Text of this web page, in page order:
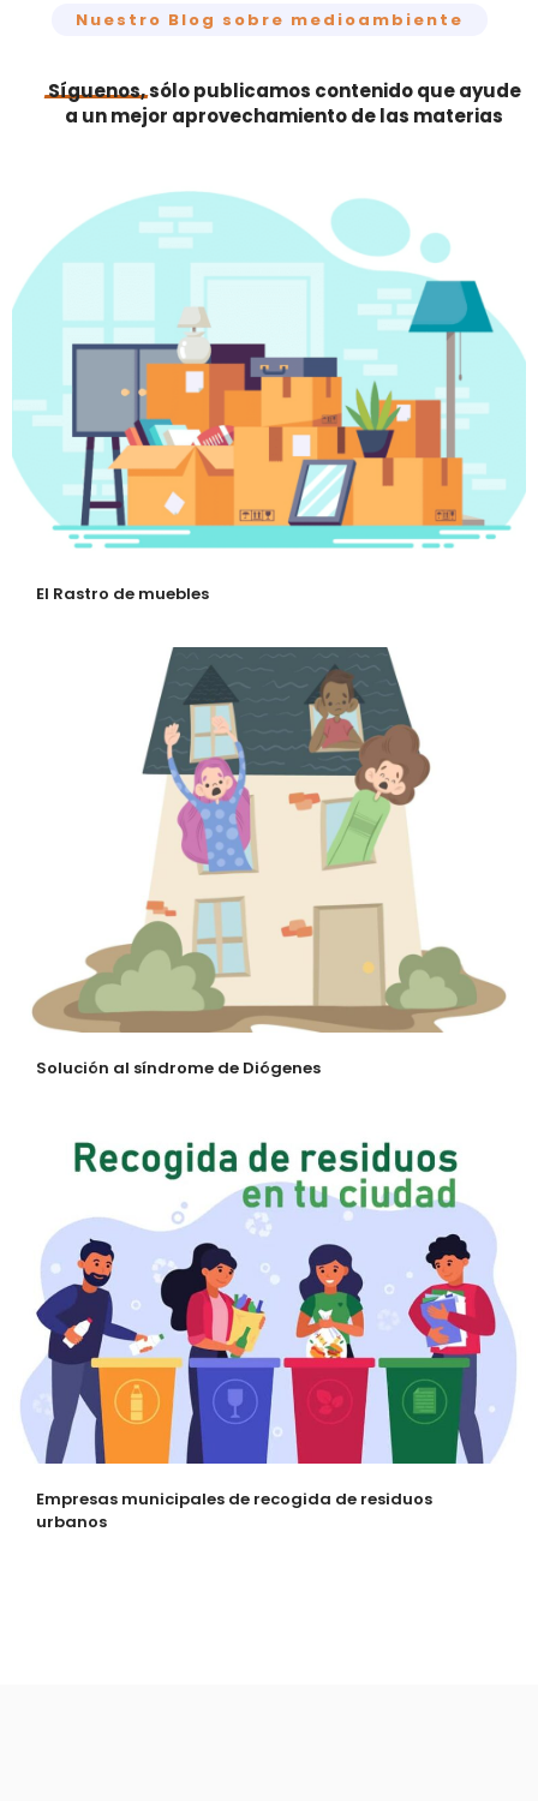
Nuestro Blog sobre medioambiente
Síguenos,sólo publicamos contenido que ayude
a un mejor aprovechamiento de las materias
El Rastro de muebles
Solución al síndrome de Diógenes
Empresas municipales de recogida de residuos
urbanos